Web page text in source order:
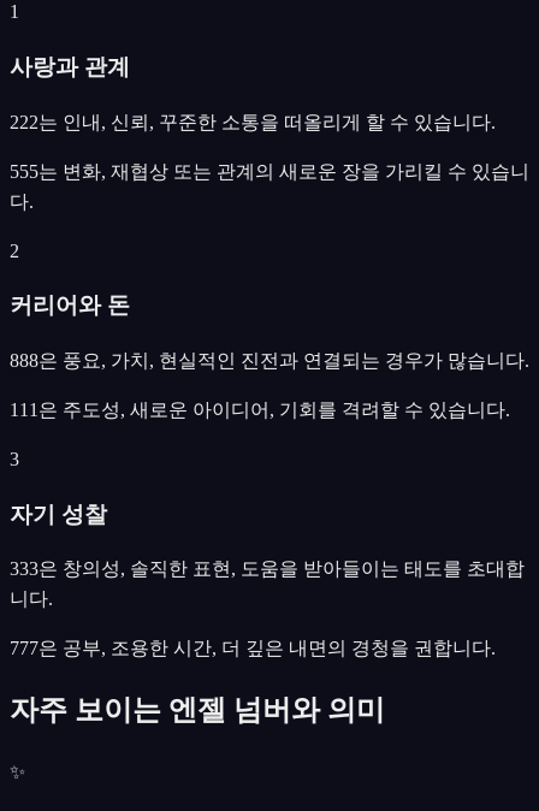
1
사랑과 관계
222는 인내, 신뢰, 꾸준한 소통을 떠올리게 할 수 있습니다.
555는 변화, 재협상 또는 관계의 새로운 장을 가리킬 수 있습니
다.
2
커리어와 돈
888은 풍요, 가치, 현실적인 진전과 연결되는 경우가 많습니다.
111은 주도성, 새로운 아이디어, 기회를 격려할 수 있습니다.
3
자기 성찰
333은 창의성, 솔직한 표현, 도움을 받아들이는 태도를 초대합
니다.
777은 공부, 조용한 시간, 더 깊은 내면의 경청을 권합니다.
자주 보이는 엔젤 넘버와 의미
✨